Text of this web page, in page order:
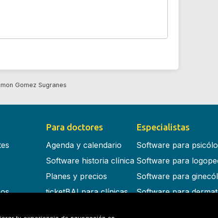
Gomez Sugranes
Para doctores
Agenda y calendario
Software historia clínica
Planes y precios
ticketBAI para clínicas
Especialistas
Software para
Software para
Software para
Software para